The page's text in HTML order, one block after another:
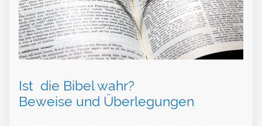
Ist die Bibel wahr?
Beweise und Überlegungen